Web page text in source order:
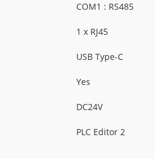
COM1 : RS485
1 x RJ45
USB Type-C
Yes
DC24V
PLC Editor 2